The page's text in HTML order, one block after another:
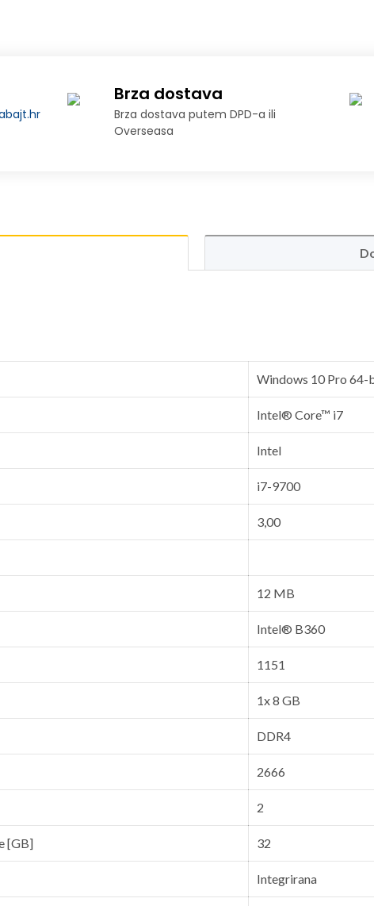
Brza dostava
Brza dostava putem DPD-a ili
Overseasa
Windows 10 Pro 64-
Intel® Core™ i7
Intel
i7-9700
3,00
12 MB
Intel® B360
1151
1x 8 GB
DDR4
2666
2
[GB] 32
Integrirana